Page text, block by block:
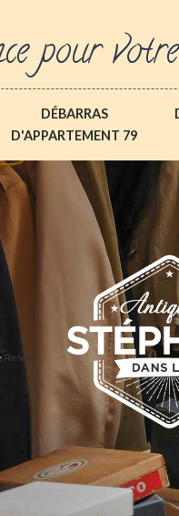
pour
DÉBARRAS
D'APPARTEMENT 79